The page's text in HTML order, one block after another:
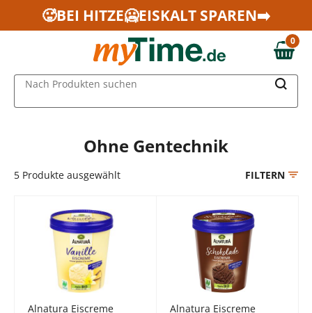
Zum Hauptinhalt springen
Zur Navigation springen
Zur Suche springen
🥵BEI HITZE🥶EISKALT SPAREN➡️
0,00 €
0
Nach Produkten suchen
Ohne Gentechnik
5 Produkte ausgewählt FILTERN
Alnatura Eiscreme
Alnatura Eiscreme